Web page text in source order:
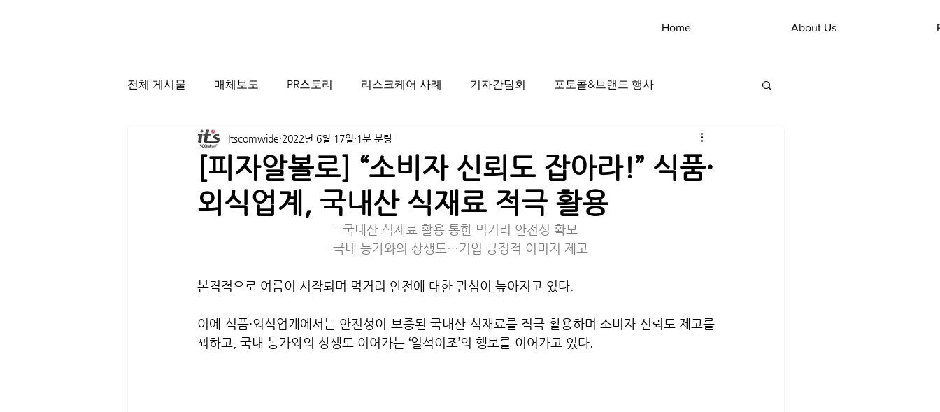
Home About Us
전체 게시물 매체보도 PR스토리 리스크케어 사례 기자간담회 포토콜&브랜드 행사
[피자알볼로] “소비자 신뢰도 잡아라!” 식품·
외식업계, 국내산 식재료 적극 활용
Itscomwide 2022년 6월 17일 1분 분량
- 국내산 식재료 활용 통한 먹거리 안전성 확보
- 국내 농가와의 상생도…기업 긍정적 이미지 제고
본격적으로 여름이 시작되며 먹거리 안전에 대한 관심이 높아지고 있다.
이에 식품·외식업계에서는 안전성이 보증된 국내산 식재료를 적극 활용하며 소비자 신뢰도 제고를
꾀하고, 국내 농가와의 상생도 이어가는 ‘일석이조’의 행보를 이어가고 있다.